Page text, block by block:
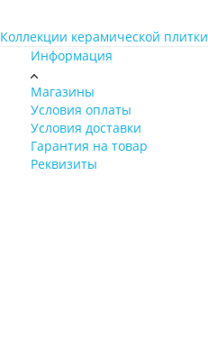
Коллекции керамической плитки
Информация
Магазины
Условия оплаты
Условия доставки
Гарантия на товар
Реквизиты